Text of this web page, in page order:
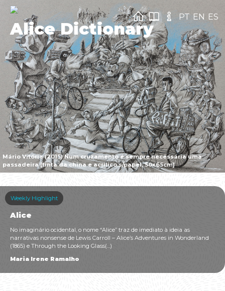
Mário Vitória (2015) Num cruzamento é sempre necessária uma
passadeira [tinta da china e acrílico s/papel, 50x65cm]
Alice Dictionary
PT EN ES
Weekly Highlight
Alice
No imaginário ocidental, o nome “Alice” traz de imediato à ideia as
narrativas nonsense de Lewis Carroll – Alice’s Adventures in Wonderland
(1865) e Through the Looking Glass(...)
Maria Irene Ramalho